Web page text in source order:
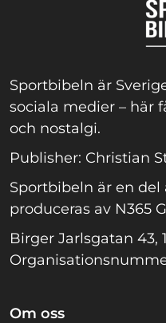
Sportbibeln är
sociala medier – här
och nostalgi.
Publisher: Christian
Sportbibeln är en del
produceras av N365
Birger Jarlsgatan 43,
Om oss